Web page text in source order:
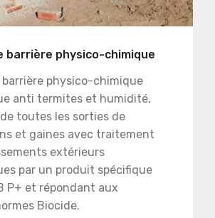
barrière physico-chimique
barrière physico-chimique
anti termites et humidité,
toutes les sorties de
et gaines avec traitement
extérieurs
par un produit spécifique
P+ et répondant aux
Biocide.